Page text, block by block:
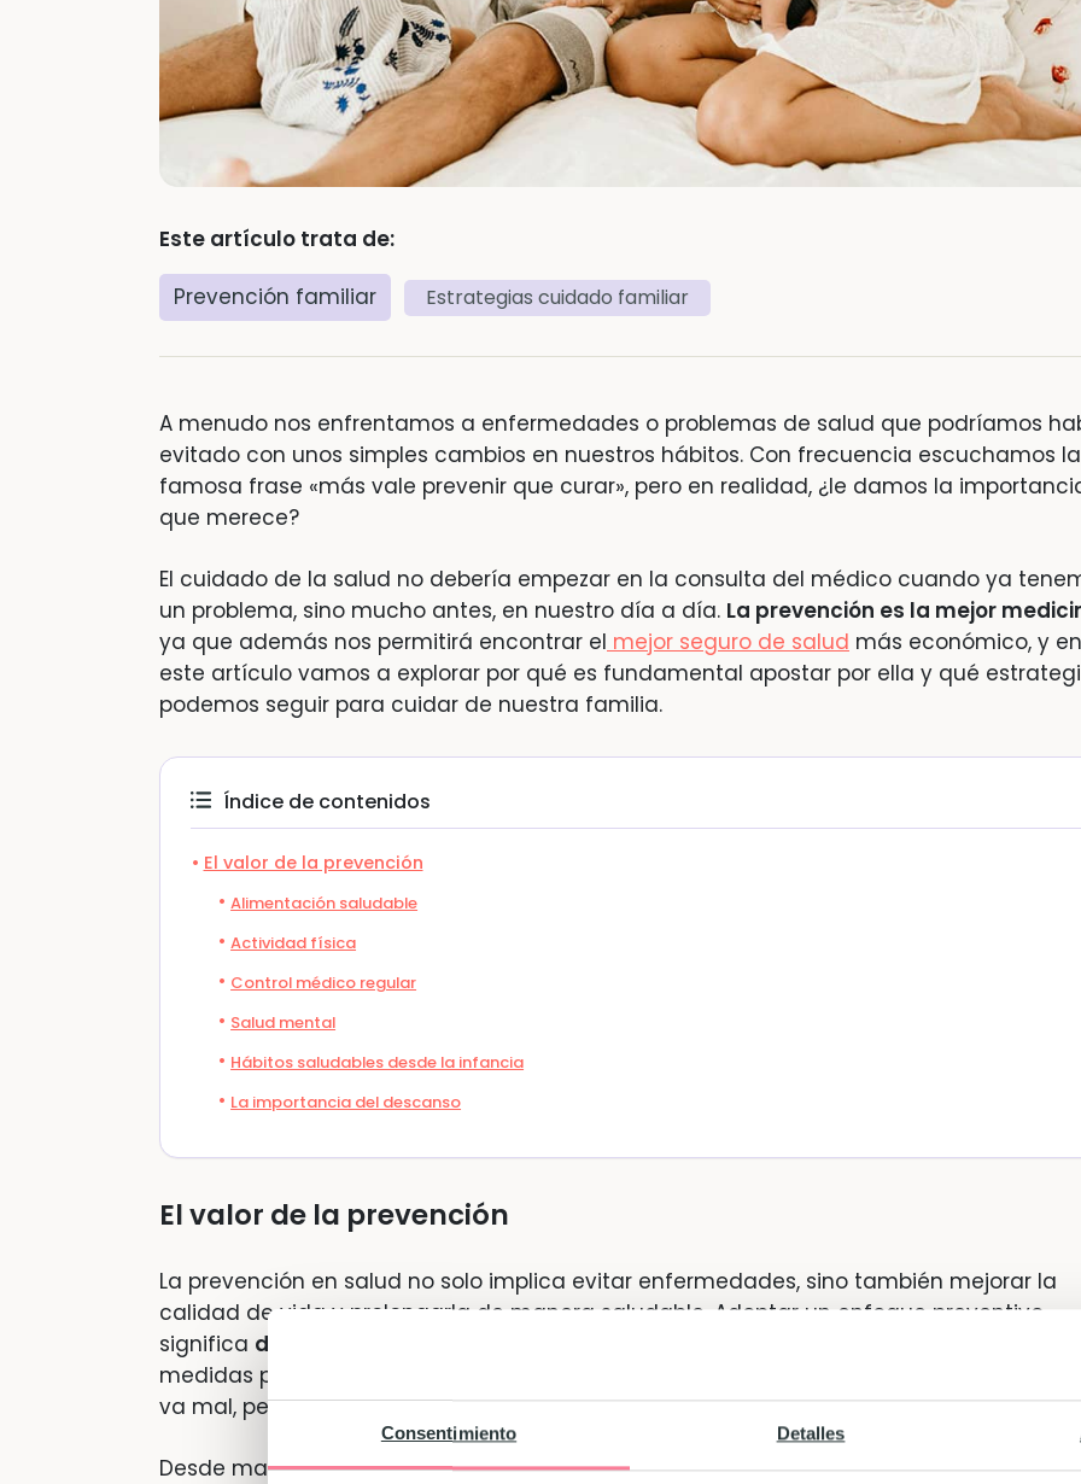
Consentimiento Detalles
Este artículo trata de:
Prevención familiar
Estrategias cuidado familiar
A menudo nos enfrentamos a enfermedades o problemas de salud que podríamos
evitado con unos simples cambios en nuestros hábitos. Con frecuencia escuchamos la
famosa frase «más vale prevenir que curar», pero en realidad, ¿le damos la
que merece?
El cuidado de la salud no debería empezar en la consulta del médico cuando ya
un problema, sino mucho antes, en nuestro día a día. La prevención es la mejor
ya que además nos permitirá encontrar el mejor seguro de salud más económico, y en
este artículo vamos a explorar por qué es fundamental apostar por ella y qué
podemos seguir para cuidar de nuestra familia.
Índice de contenidos
El valor de la prevención
Alimentación saludable
Actividad física
Control médico regular
Salud mental
Hábitos saludables desde la infancia
La importancia del descanso
El valor de la prevención
La prevención en salud no solo implica evitar enfermedades, sino también mejorar la
calidad de vida y prolongarla de manera saludable. Adoptar un enfoque preventivo
significa detectar riesgos antes de que se conviertan en problemas serios
medidas para mitigarlos. A menudo, tendemos a buscar soluciones rápidas cuando
va mal, pero ¿por qué no actuar antes para que esos problemas no aparezcan?
Desde mantener una dieta equilibrada hasta realizarchequeos médicos regulares, la